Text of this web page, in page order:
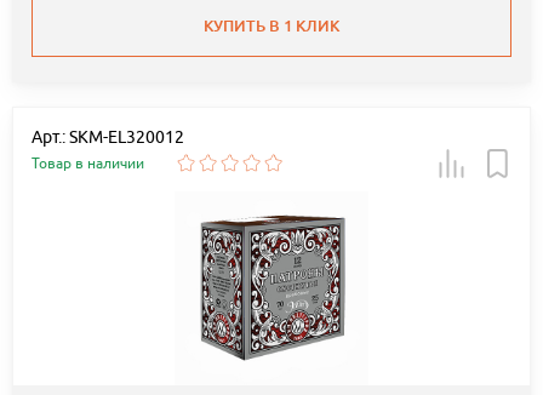
КУПИТЬ В 1 КЛИК
Арт.: SKM-EL320012
Товар в наличии